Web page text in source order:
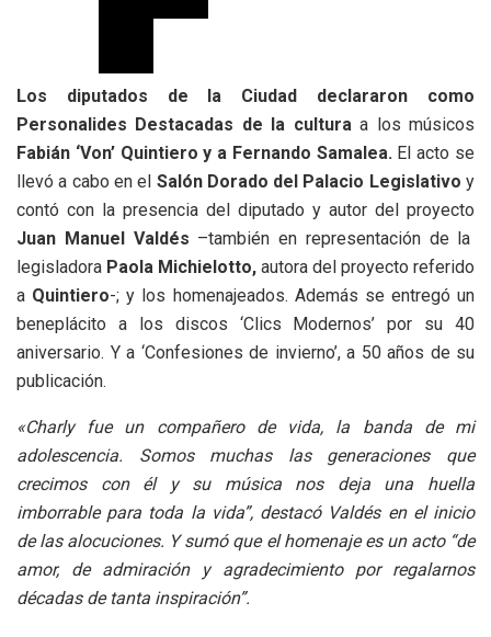
Los diputados de la Ciudad declararon como
Personalides Destacadas de la culturaa los músicos
Fabián ‘Von’ Quintiero y a Fernando Samalea.El acto se
llevó a cabo en el Salón Dorado del Palacio Legislativo y
contó con la presencia del diputado y autor del proyecto
Juan Manuel Valdés –también en representación de la
legisladora Paola Michielotto, autora del proyecto referido
a Quintiero-; y los homenajeados. Además se entregó un
beneplácito a los discos ‘Clics Modernos’ por su 40
aniversario. Y a ‘Confesiones de invierno’, a 50 años de su
publicación.
«Charly fue un compañero de vida, la banda de mi
adolescencia. Somos muchas las generaciones que
crecimos con él y su música nos deja una huella
imborrable para toda la vida”, destacó Valdés en el inicio
de las alocuciones. Y sumó que el homenaje es un acto “de
amor, de admiración y agradecimiento por regalarnos
décadas de tanta inspiración”.